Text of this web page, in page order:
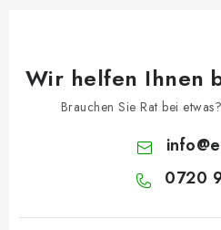
Wir helfen Ihnen
Brauchen Sie Rat bei
info@
0720